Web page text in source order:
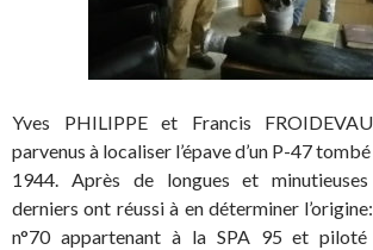
Yves PHILIPPE et Francis
parvenus à localiser l’épave d’un P-47
1944. Après de longues et minutieuses
derniers ont réussi à en déterminer
n°70 appartenant à la SPA 95 et